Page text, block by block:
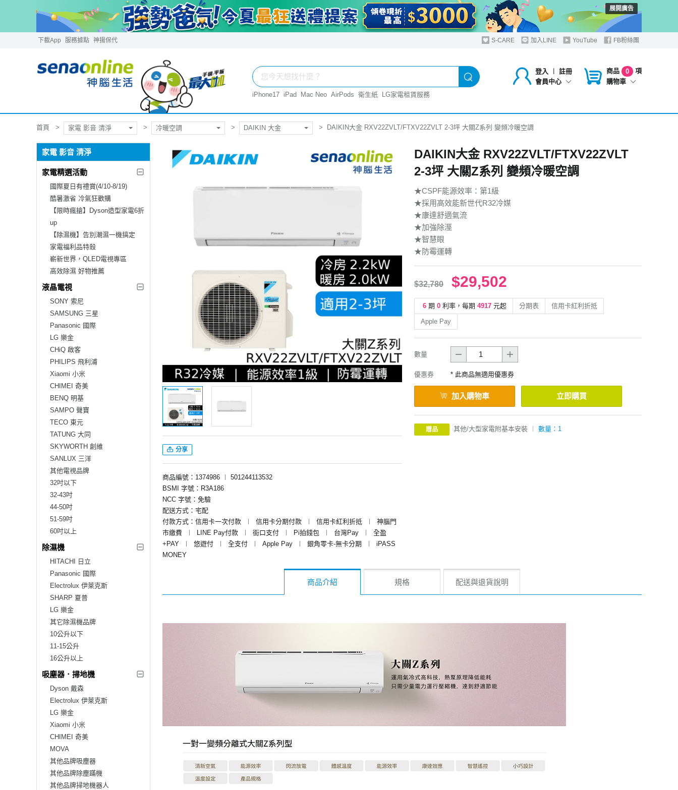
展開廣告
下載App 服務據點 神揚保代 S-CARE 加入LINE YouTube FB粉絲團
登入 ︱
註冊
會員中心
商品 0
項
購物車
iPhone17 iPad Mac Neo AirPods 衛生紙 LG家電租賃服務
首頁 家電 影音 清淨 冷暖空調 DAIKIN 大金 DAIKIN大金 RXV22ZVLT/FTXV22ZVLT 2-3坪 大關Z系列 變頻冷暖空調
家電 影音 清淨
家電精選活動
國際夏日有禮賞(4/10-8/19)
酷暑激省 冷氣狂歡購
【限時瘋搶】Dyson造型家電6折
up
【除濕機】告別潮濕一機搞定
家電福利品特殺
嶄新世界，QLED電視專區
高效除濕 好物推薦
液晶電視
SONY 索尼
SAMSUNG 三星
Panasonic 國際
LG 樂金
CHiQ 啟客
PHILIPS 飛利浦
Xiaomi 小米
CHIMEI 奇美
BENQ 明基
SAMPO 聲寶
TECO 東元
TATUNG 大同
SKYWORTH 創維
SANLUX 三洋
其他電視品牌
32吋以下
32-43吋
44-50吋
51-59吋
60吋以上
除濕機
HITACHI 日立
Panasonic 國際
Electrolux 伊萊克斯
SHARP 夏普
LG 樂金
其它除濕機品牌
10公升以下
11-15公升
16公升以上
吸塵器．掃地機
Dyson 戴森
Electrolux 伊萊克斯
LG 樂金
Xiaomi 小米
CHIMEI 奇美
MOVA
其他品牌吸塵器
其他品牌除塵蹣機
其他品牌掃地機器人
分享
商品編號：1374986 ︱
501244113532
BSMI 字號：R3A186
NCC 字號：免驗
配送方式：宅配
付款方式：信用卡一次付款
︱ 信用卡分期付款 ︱ 信用卡紅利折抵 ︱
神腦門
市繳費
︱ LINE Pay付款 ︱ 街口支付 ︱ Pi拍錢包 ︱ 台灣Pay ︱
全盈
+PAY
︱ 悠遊付 ︱ 全支付 ︱ Apple Pay ︱ 銀角零卡-無卡分期 ︱
iPASS
MONEY
DAIKIN大金 RXV22ZVLT/FTXV22ZVLT
2-3坪 大關Z系列 變頻冷暖空調
★CSPF能源效率：第1級
★採用高效能新世代R32冷媒
★康達舒適氣流
★加強除溼
★智慧眼
★防霉運轉
$32,780 $29,502
6 期 0 利率，每期 4917 元起 分期表 信用卡紅利折抵
Apple Pay
數量
優惠券 * 此商品無適用優惠券
加入購物車 立即購買
贈品 其他/大型家電附基本安裝 ︱ 數量：1
商品介紹 規格 配送與退貨說明